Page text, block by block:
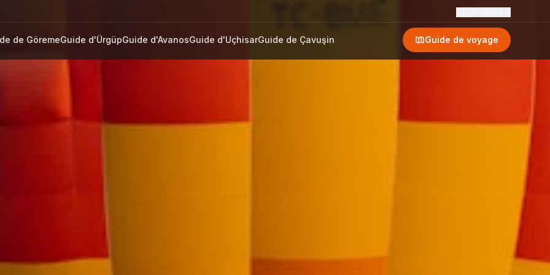
de GöremeGuide d'ÜrgüpGuide d'AvanosGuide d'UçhisarGuide de Çavuşin Guide de voyage